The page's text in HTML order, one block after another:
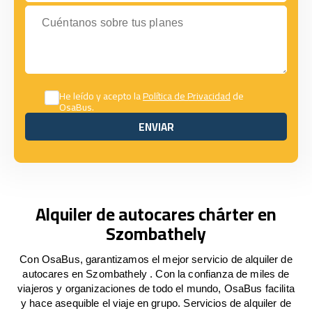
Cuéntanos sobre tus planes
He leído y acepto laPolítica de Privacidadde
OsaBus.
ENVIAR
ENVIAR
Alquiler de autocares chárter en
Szombathely
Con OsaBus, garantizamos el mejor servicio de alquiler de
autocares en Szombathely . Con la confianza de miles de
viajeros y organizaciones de todo el mundo, OsaBus facilita
y hace asequible el viaje en grupo. Servicios de alquiler de